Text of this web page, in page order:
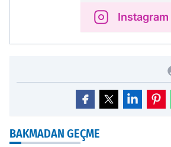
Instagram
BAKMADAN GEÇME